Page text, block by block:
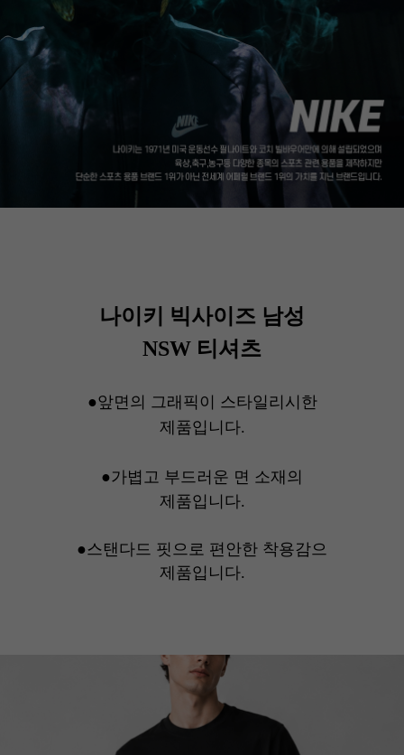
나이키 빅사이즈 남성
NSW 티셔츠
●앞면의 그래픽이 스타일리시한
제품입니다.
●가볍고 부드러운 면 소재의
제품입니다.
●스탠다드 핏으로 편안한 착용감으
제품입니다.